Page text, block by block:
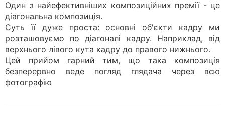
Один з найефективніших композиційних премії - це
діагональна композиція.
Суть її дуже проста: основні об'єкти кадру ми
розташовуємо по діагоналі кадру. Наприклад, від
верхнього лівого кута кадру до правого нижнього.
Цей прийом гарний тим, що така композиція
безперервно веде погляд глядача через всю
фотографію